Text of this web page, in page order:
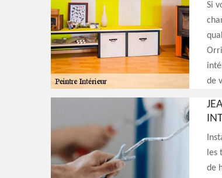
Si
de
les
de